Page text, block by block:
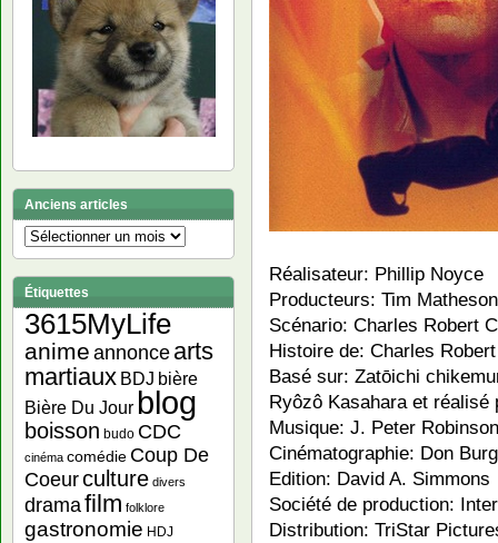
Réalisateur: Phillip Noyce
Producteurs: Tim
Scénario: Charles Robert
Histoire de: Charles
Basé sur: Zatōichi
Ryôzô Kasahara et réalisé
Musique: J. Peter Robinson
Cinématographie: Don
Edition: David A. Simmons
Société de production:
Distribution: TriStar
Anciens articles
Anciens
articles
Étiquettes
3615MyLife
anime annonce arts
martiaux BDJ bière
Bière Du Jour blog
boisson budo CDC
cinéma comédie Coup De
Coeurculture divers
dramafilm folklore
gastronomie HDJ